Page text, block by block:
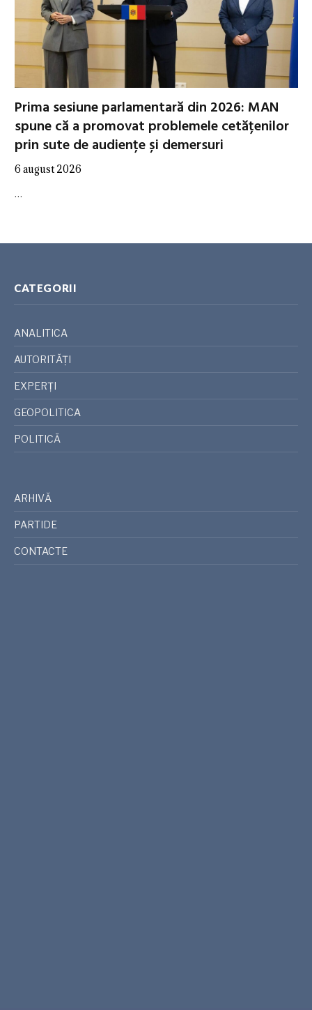
Prima sesiune parlamentară din 2026: MAN
spune că a promovat problemele cetățenilor
prin sute de audiențe și demersuri
6 august 2026
…
CATEGORII
ANALITICA
AUTORITĂȚI
EXPERȚI
GEOPOLITICA
POLITICĂ
ARHIVĂ
PARTIDE
CONTACTE